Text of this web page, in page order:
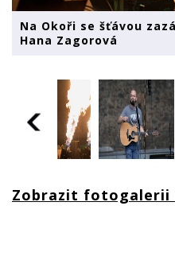
Na Okoři se šťávou
Hana Zagorová
Zobrazit fotogalerii